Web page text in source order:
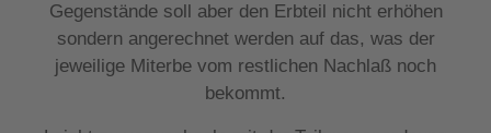
Gegenstände soll aber den Erbteil nicht erhöhen
sondern angerechnet werden auf das, was der
jeweilige Miterbe vom restlichen Nachlaß noch
bekommt.